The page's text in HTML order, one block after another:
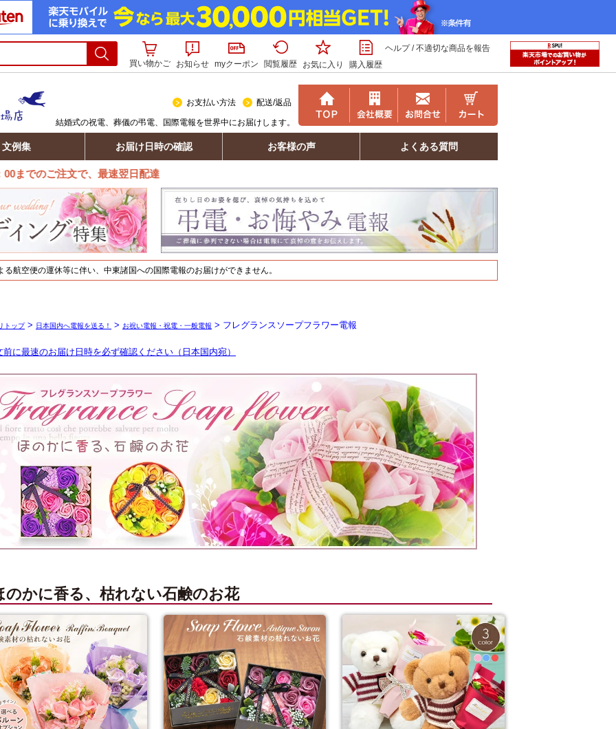
買い物かご お知らせ myクーポン 閲覧履歴 お気に入り 購入履歴
ヘルプ/不適切な商品を報告
トップ> 日本国内へ電報を送る！ > お祝い電報・祝電・一般電報 > フレグランスソープフラワー電報
前に最速のお届け日時を必ず確認ください（日本国内宛）
のかに香る、枯れない石鹸のお花